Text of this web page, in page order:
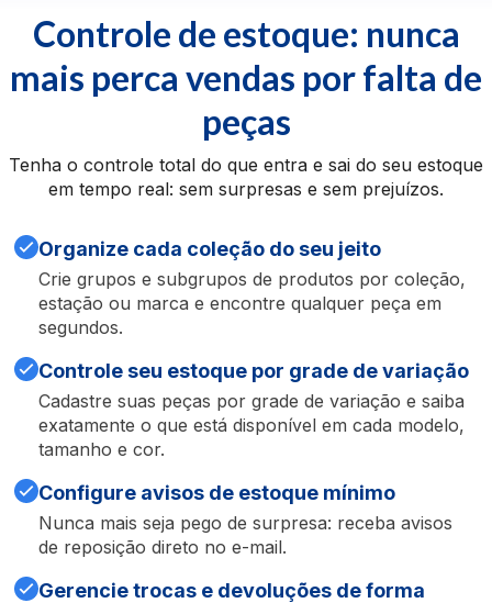
Controle de estoque: nunca
mais perca vendas por falta de
peças
Tenha o controle total do que entra e sai do seu estoque
em tempo real: sem surpresas e sem prejuízos.
Organize cada coleção do seu jeito
Crie grupos e subgrupos de produtos por coleção,
estação ou marca e encontre qualquer peça em
segundos.
Controle seu estoque por grade de variação
Cadastre suas peças por grade de variação e saiba
exatamente o que está disponível em cada modelo,
tamanho e cor.
Configure avisos de estoque mínimo
Nunca mais seja pego de surpresa: receba avisos
de reposição direto no e-mail.
Gerencie trocas e devoluções de forma